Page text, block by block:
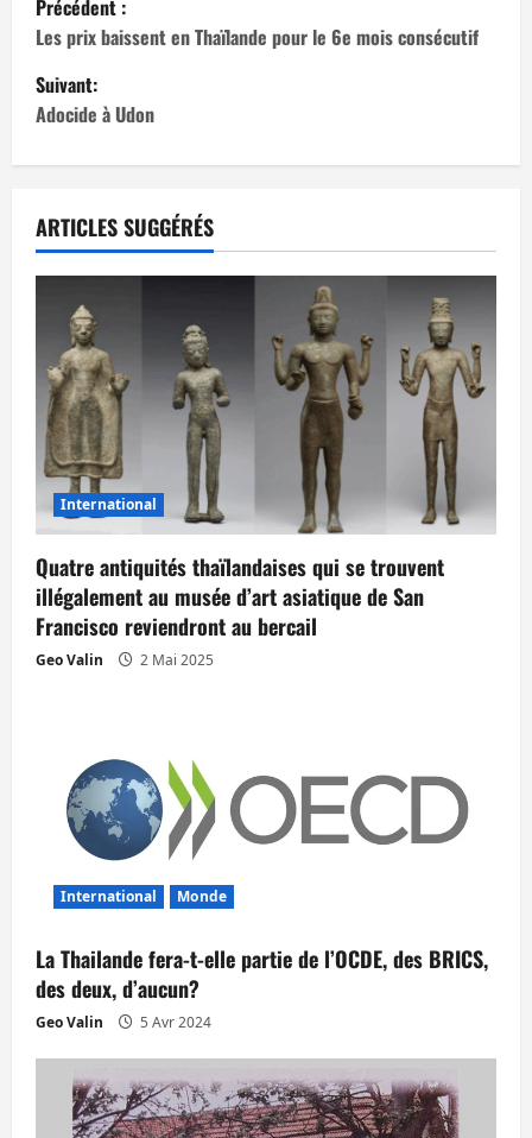
a
v
a
i
o
n
d
’
a
r
Précédent :
Les prix baissent en Thaïlande pour le 6e mois consécutif
Suivant:
Adocide à Udon
ARTICLES SUGGÉRÉS
International
Quatre antiquités thaïlandaises qui se trouvent
illégalement au musée d’art asiatique de San
Francisco reviendront au bercail
Geo Valin 2 Mai 2025
International Monde
La Thailande fera-t-elle partie de l’OCDE, des BRICS,
des deux, d’aucun?
Geo Valin 5 Avr 2024